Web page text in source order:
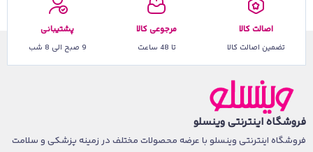
اصالت کالا
تضمین اصالت کالا
مرجوعی کالا
تا 48 ساعت
پشتیبانی
9 صبح الی 8 شب
فروشگاه اینترنتی وینسلو
فروشگاه اینترنتی وینسلو با عرضه محصولات مختلف در زمینه پزشکی و سلامت